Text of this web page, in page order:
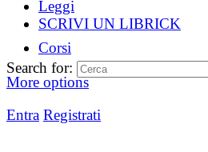
Leggi
SCRIVI UN LIBRICK
Corsi
More options
Entra Registrati
Search for: